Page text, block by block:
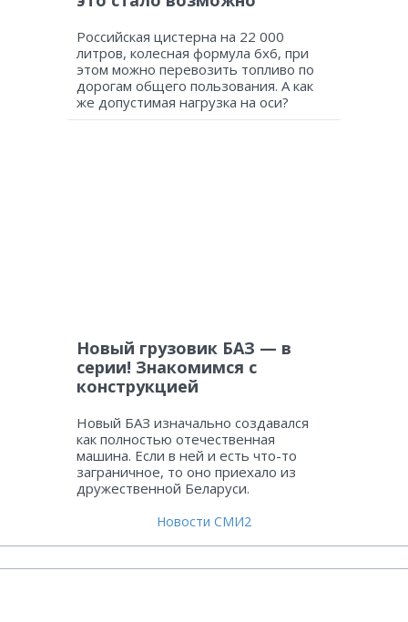
Российская цистерна на 22 000
литров, колесная формула 6х6, при
этом можно перевозить топливо по
дорогам общего пользования. А как
же допустимая нагрузка на оси?
Новый грузовик БАЗ — в
серии! Знакомимся с
конструкцией
Новый БАЗ изначально создавался
как полностью отечественная
машина. Если в ней и есть что-то
заграничное, то оно приехало из
дружественной Беларуси.
Новости СМИ2